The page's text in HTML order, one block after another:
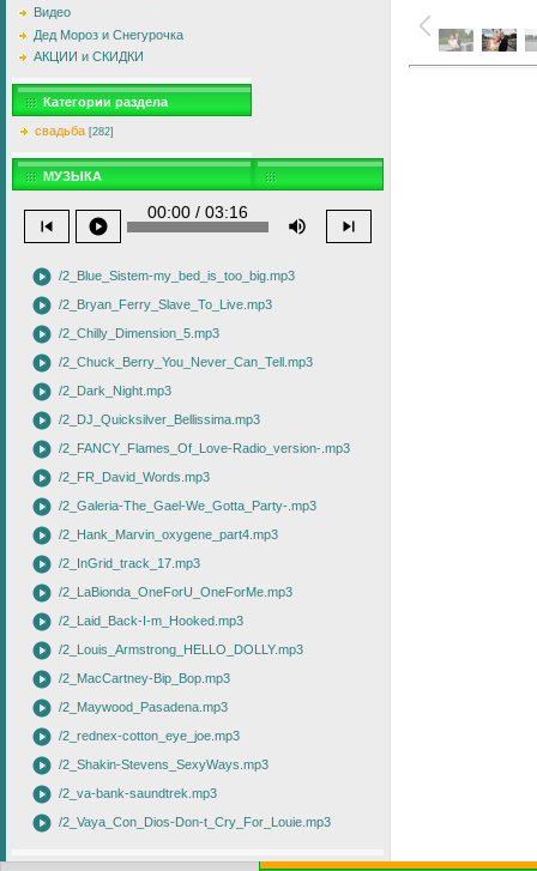
Видео
Дед Мороз и Снегурочка
АКЦИИ и СКИДКИ
Категории раздела
свадьба [282]
МУЗЫКА
skip_previous play_circle
00:00 / 03:16
volume_up skip_next
play_circle /2_Blue_Sistem-my_bed_is_too_big.mp3
play_circle /2_Bryan_Ferry_Slave_To_Live.mp3
play_circle /2_Chilly_Dimension_5.mp3
play_circle /2_Chuck_Berry_You_Never_Can_Tell.mp3
play_circle /2_Dark_Night.mp3
play_circle /2_DJ_Quicksilver_Bellissima.mp3
play_circle /2_FANCY_Flames_Of_Love-Radio_version-.mp3
play_circle /2_FR_David_Words.mp3
play_circle /2_Galeria-The_Gael-We_Gotta_Party-.mp3
play_circle /2_Hank_Marvin_oxygene_part4.mp3
play_circle /2_InGrid_track_17.mp3
play_circle /2_LaBionda_OneForU_OneForMe.mp3
play_circle /2_Laid_Back-I-m_Hooked.mp3
play_circle /2_Louis_Armstrong_HELLO_DOLLY.mp3
play_circle /2_MacCartney-Bip_Bop.mp3
play_circle /2_Maywood_Pasadena.mp3
play_circle /2_rednex-cotton_eye_joe.mp3
play_circle /2_Shakin-Stevens_SexyWays.mp3
play_circle /2_va-bank-saundtrek.mp3
play_circle /2_Vaya_Con_Dios-Don-t_Cry_For_Louie.mp3